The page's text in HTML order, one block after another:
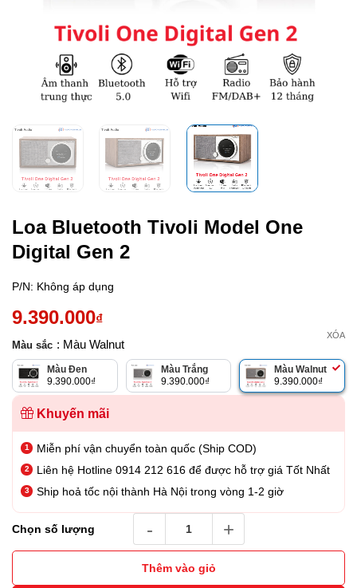
Loa Bluetooth Tivoli Model One
Digital Gen 2
P/N: Không áp dụng
9.390.000₫
Màu sắc : Màu Walnut
Màu Đen
9.390.000₫
Màu Trắng
9.390.000₫
Màu Walnut
9.390.000₫
XÓA
Khuyến mãi
Miễn phí vận chuyển toàn quốc (Ship COD)
Liên hệ Hotline 0914 212 616 để được hỗ trợ giá Tốt Nhất
Ship hoả tốc nội thành Hà Nội trong vòng 1-2 giờ
Chọn số lượng
Thêm vào giỏ